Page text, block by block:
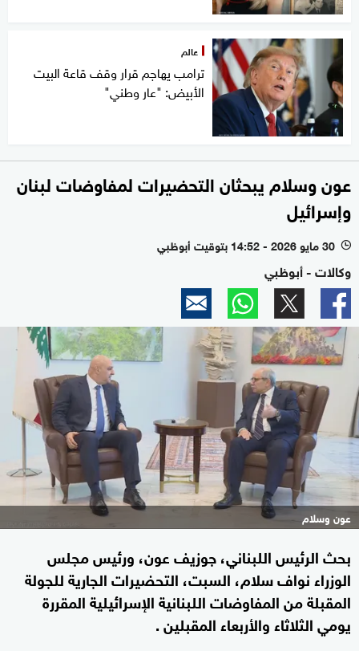
عالم
ترامب يهاجم قرار وقف قاعة البيت
الأبيض: "عار وطني"
عون وسلام يبحثان التحضيرات لمفاوضات لبنان
وإسرائيل
l 30 مايو 2026 - 14:52 بتوقيت أبوظبي
وكالات - أبوظبي
عون وسلام
بحث الرئيس اللبناني، جوزيف عون، ورئيس مجلس
الوزراء نواف سلام، السبت، التحضيرات الجارية للجولة
المقبلة من المفاوضات اللبنانية الإسرائيلية المقررة
يومي الثلاثاء والأربعاء المقبلين .